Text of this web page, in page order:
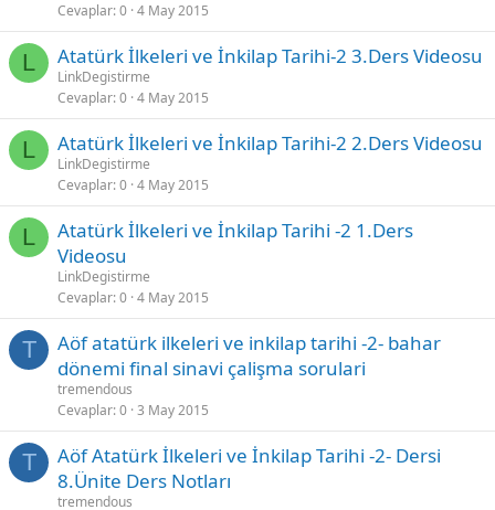
Cevaplar 0 4 May 2015
L Atatürk İlkeleri ve İnkilap Tarihi-2 3.Ders Videosu
LinkDegistirme
Cevaplar 0 4 May 2015
L Atatürk İlkeleri ve İnkilap Tarihi-2 2.Ders Videosu
LinkDegistirme
Cevaplar 0 4 May 2015
L
Atatürk İlkeleri ve İnkilap Tarihi -2 1.Ders
Videosu
LinkDegistirme
Cevaplar 0 4 May 2015
T
Aöf atatürk ilkeleri ve inkilap tarihi -2- bahar
dönemi final sinavi çalişma sorulari
tremendous
Cevaplar 0 3 May 2015
T
Aöf Atatürk İlkeleri ve İnkilap Tarihi -2- Dersi
8.Ünite Ders Notları
tremendous